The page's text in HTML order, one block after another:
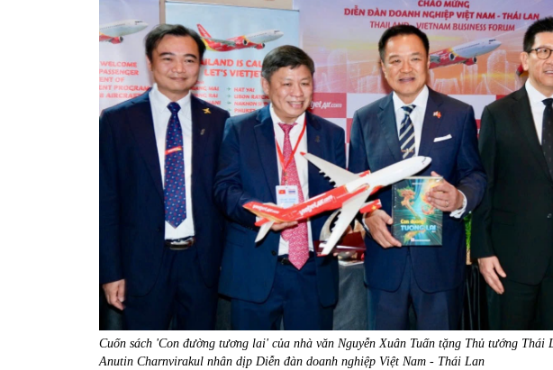
Cuốn sách 'Con đường tương lai' của nhà văn Nguyễn Xuân Tuấn tặng Thủ tướng Thái
Anutin Charnvirakul nhân dịp Diễn đàn doanh nghiệp Việt Nam - Thái Lan